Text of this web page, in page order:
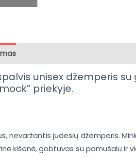
unisex džemperis
priekyje.
nevaržantis judesių džemperis.
kišenė, gobtuvas su pamušalu ir